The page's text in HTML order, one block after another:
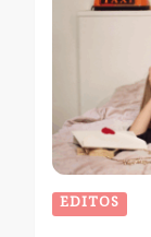
EDITOS